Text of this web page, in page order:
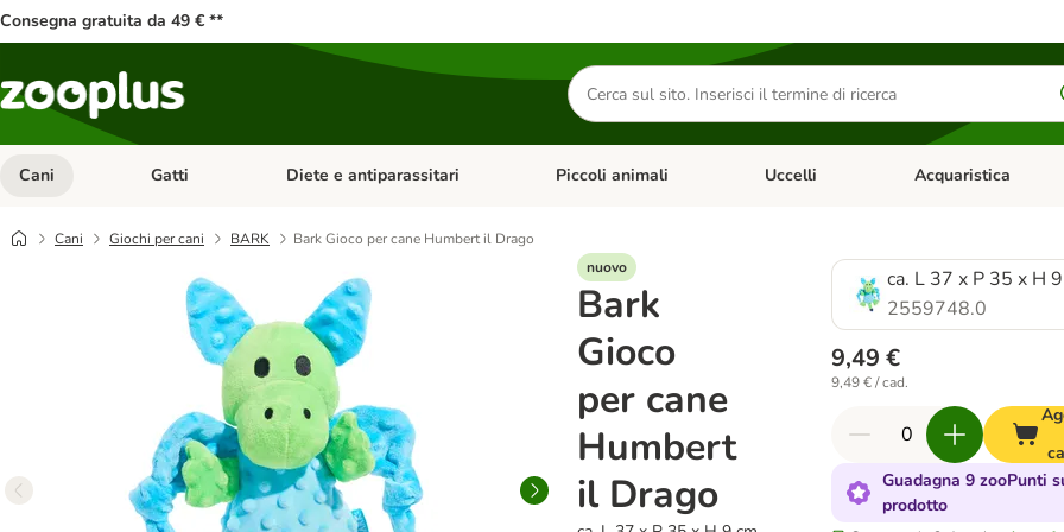
Consegna gratuita da 49 € **
Cerca
prodotti
Cani Apri Menu Categoria: Cani
Gatti Apri Menu Categoria: Gatti
Diete e antiparassitari Apri Menu Categoria: Diete e antiparassitari
Piccoli animali Apri Menu Categoria: Piccoli animali
Uccelli Apri Menu Categoria:
Acquaristica
Cani Giochi per cani BARK
Bark Gioco per cane Humbert il Drago
nuovo
Bark
Gioco
per cane
Humbert
il Drago
ca. L 37 x P 35 x H
2559748.0
9,49 €
9,49 € / cad.
Guadagna 9 zooPunti
prodotto